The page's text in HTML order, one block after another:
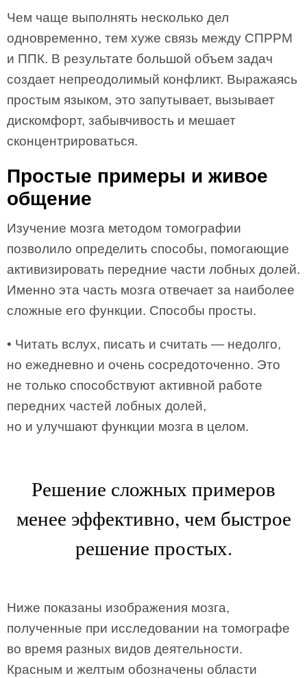
Чем чаще выполнять несколько дел
одновременно, тем хуже связь между СПРРМ
и ППК. В результате большой объем задач
создает непреодолимый конфликт. Выражаясь
простым языком, это запутывает, вызывает
дискомфорт, забывчивость и мешает
сконцентрироваться.
Простые примеры и живое
общение
Изучение мозга методом томографии
позволило определить способы, помогающие
активизировать передние части лобных долей.
Именно эта часть мозга отвечает за наиболее
сложные его функции. Способы просты.
• Читать вслух, писать и считать — недолго,
но ежедневно и очень сосредоточенно. Это
не только способствуют активной работе
передних частей лобных долей,
но и улучшают функции мозга в целом.
Решение сложных примеров
менее эффективно, чем быстрое
решение простых.
Ниже показаны изображения мозга,
полученные при исследовании на томографе
во время разных видов деятельности.
Красным и желтым обозначены области